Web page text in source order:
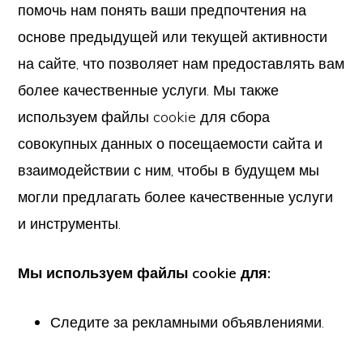
помочь нам понять ваши предпочтения на
основе предыдущей или текущей активности
на сайте, что позволяет нам предоставлять вам
более качественные услуги. Мы также
используем файлы cookie для сбора
совокупных данных о посещаемости сайта и
взаимодействии с ним, чтобы в будущем мы
могли предлагать более качественные услуги
и инструменты.
Мы используем файлы cookie для:
Следите за рекламными объявлениями.